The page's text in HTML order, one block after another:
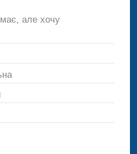
але хочу